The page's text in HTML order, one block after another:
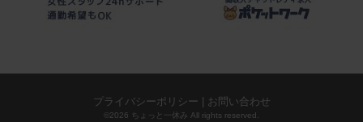
プライバシーポリシー | お問い合わせ
©2026 ちょっと一休み All rights reserved.